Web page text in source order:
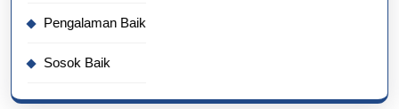
Pengalaman Baik
Sosok Baik